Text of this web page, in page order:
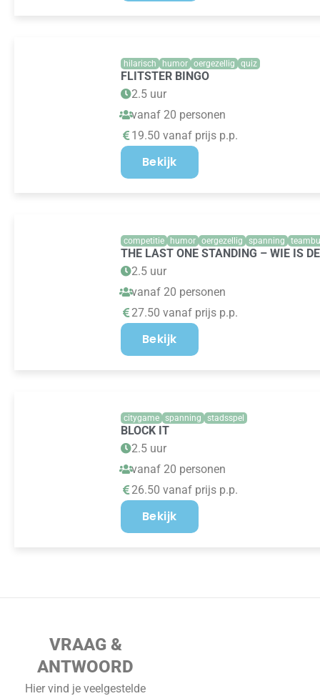
hilarisch humor oergezellig quiz
FLITSTER BINGO
2.5 uur
vanaf 20 personen
19.50 vanaf prijs p.p.
Bekijk
competitie humor oergezellig spanning
THE LAST ONE STANDING – WIE IS
2.5 uur
vanaf 20 personen
27.50 vanaf prijs p.p.
Bekijk
citygame spanning stadsspel
BLOCK IT
2.5 uur
vanaf 20 personen
26.50 vanaf prijs p.p.
Bekijk
VRAAG &
ANTWOORD
Hier vind je veelgestelde